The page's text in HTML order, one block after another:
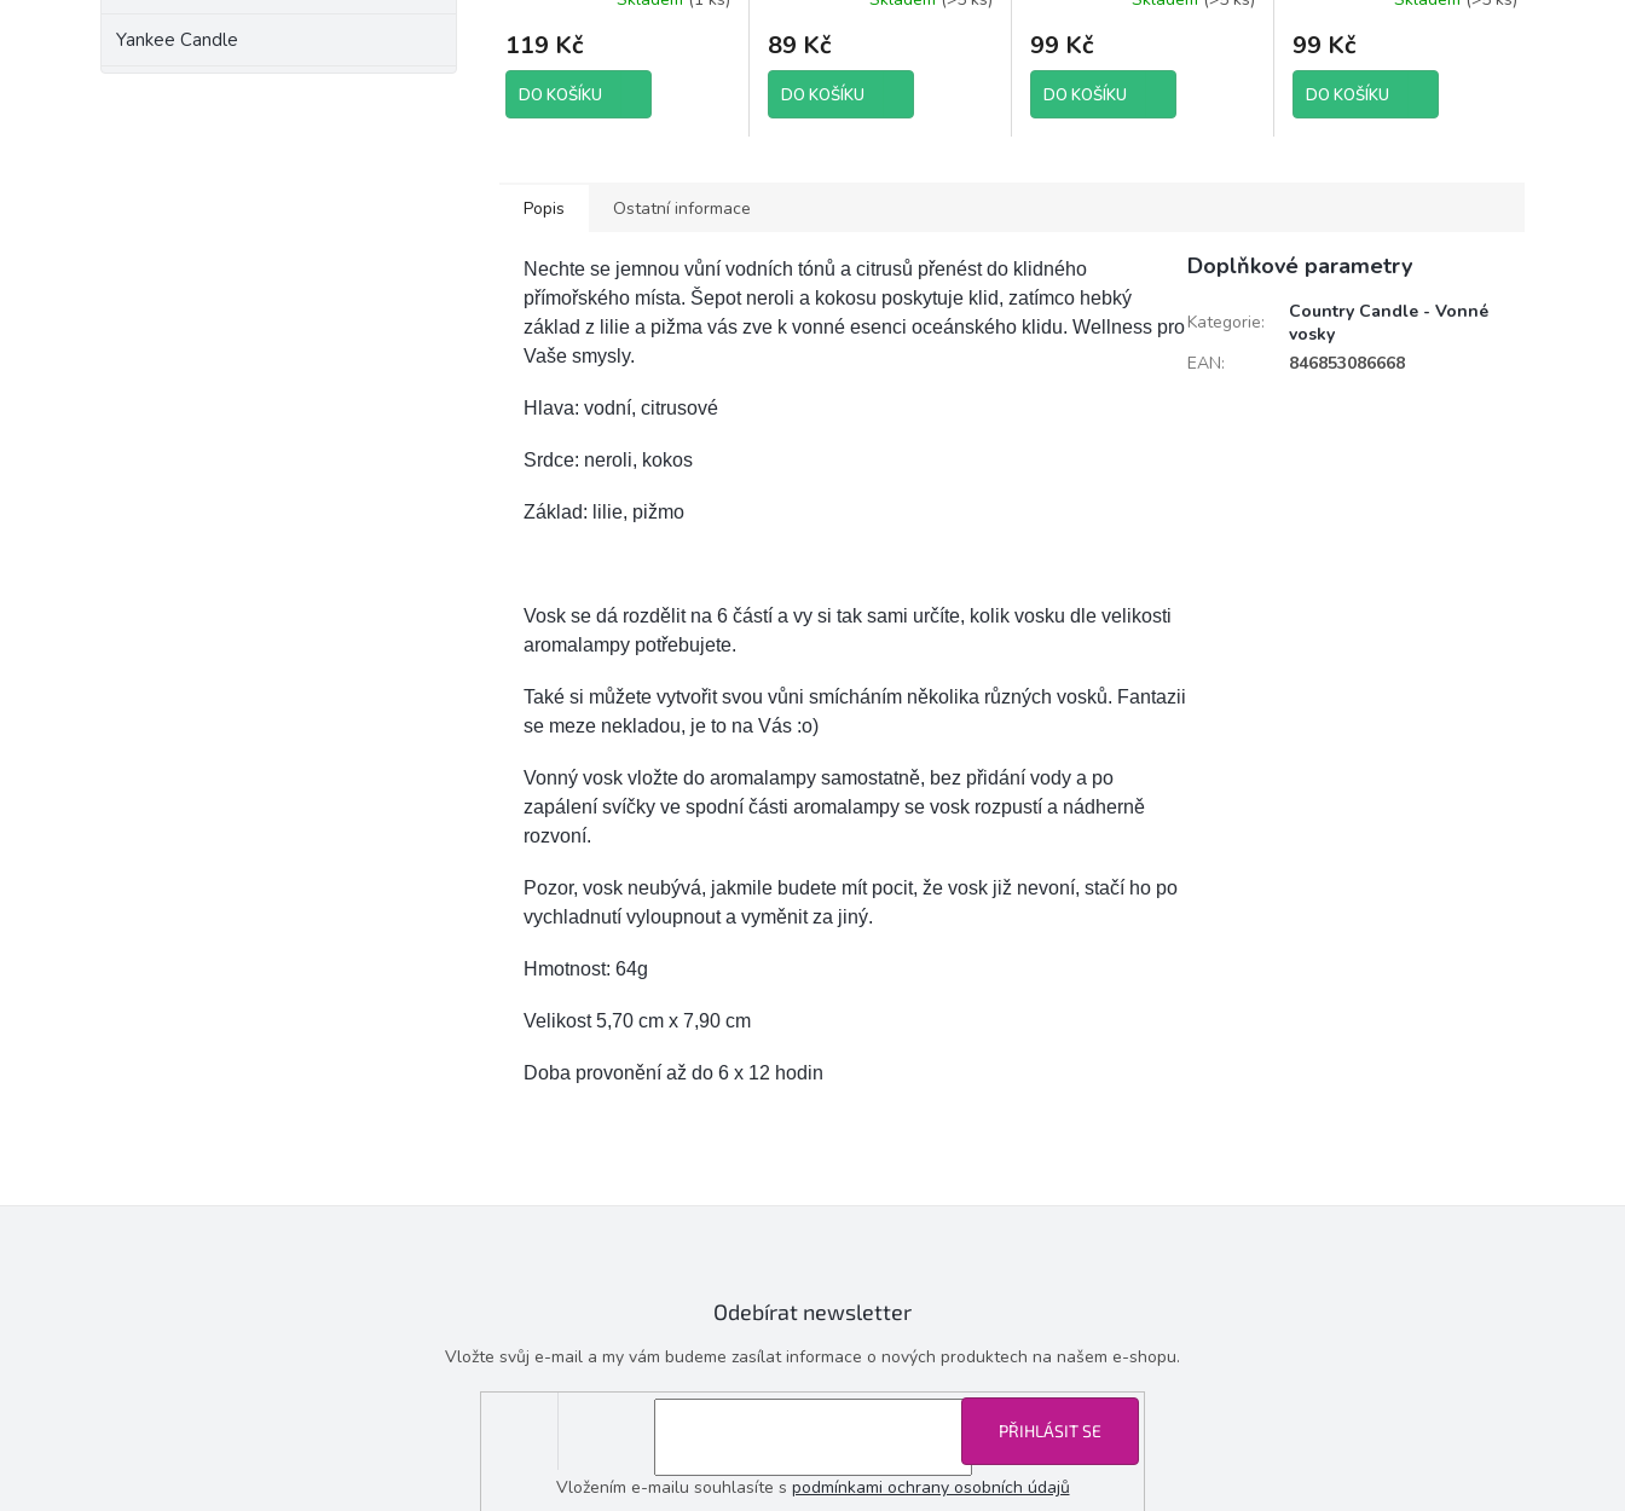
Yankee Candle 119 Kč
DO KOŠÍKU
89 Kč
DO KOŠÍKU
99 Kč
DO KOŠÍKU
99 Kč
DO KOŠÍKU
Popis Ostatní informace
Nechte se jemnou vůní vodních tónů a citrusů přenést do klidného
přímořského místa. Šepot neroli a kokosu poskytuje klid, zatímco hebký
základ z lilie a pižma vás zve k vonné esenci oceánského klidu. Wellness pro
Vaše smysly.
Hlava: vodní, citrusové
Srdce: neroli, kokos
Základ: lilie, pižmo
Vosk se dá rozdělit na 6 částí a vy si tak sami určíte, kolik vosku dle velikosti
aromalampy potřebujete.
Také si můžete vytvořit svou vůni smícháním několika různých vosků. Fantazii
se meze nekladou, je to na Vás :o)
Vonný vosk vložte do aromalampy samostatně, bez přidání vody a po
zapálení svíčky ve spodní části aromalampy se vosk rozpustí a nádherně
rozvoní.
Pozor, vosk neubývá, jakmile budete mít pocit, že vosk již nevoní, stačí ho po
vychladnutí vyloupnout a vyměnit za jiný.
Hmotnost: 64g
Velikost 5,70 cm x 7,90 cm
Doba provonění až do 6 x 12 hodin
Doplňkové parametry
Kategorie:
Country Candle - Vonné
vosky
EAN: 846853086668
Odebírat newsletter
Vložte svůj e-mail a my vám budeme zasílat informace o nových produktech na našem e-shopu.
Vložením e-mailu souhlasíte s podmínkami ochrany osobních údajů
PŘIHLÁSIT SE